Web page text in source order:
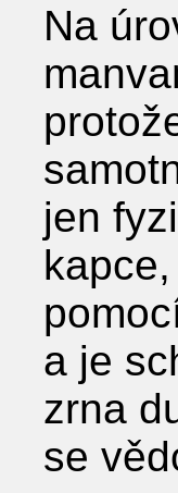
Na
jen
a je
zrna
se